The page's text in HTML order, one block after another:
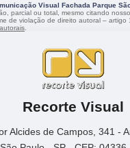
Visual Fachada Parque
parcial ou total, mesmo citando
de violação de direito autoral –
Recorte Visual
Alcides de Campos, 341 -